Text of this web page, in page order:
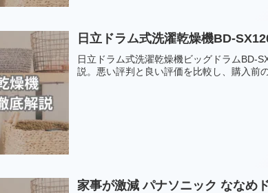
日立ドラム式洗濯乾燥機BD-
日立ドラム式洗濯乾燥機ビッグドラムBD-
説。悪い評判と良い評価を比較し、購入前
家事が激減 パナソニック ななめ